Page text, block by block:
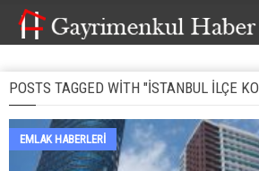
POSTS TAGGED WITH "ISTANBUL ILÇE
EMLAK HABERLERI